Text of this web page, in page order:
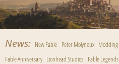
News New Fable Peter Molyneux Modding
Fable Anniversary Lionhead Studios Fable Legends